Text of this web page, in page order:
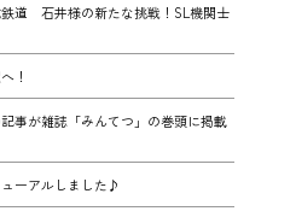
道 石井様の新たな挑戦！SL機関士
！
事が雑誌「みんてつ」の巻頭に掲載
ーアルしました♪